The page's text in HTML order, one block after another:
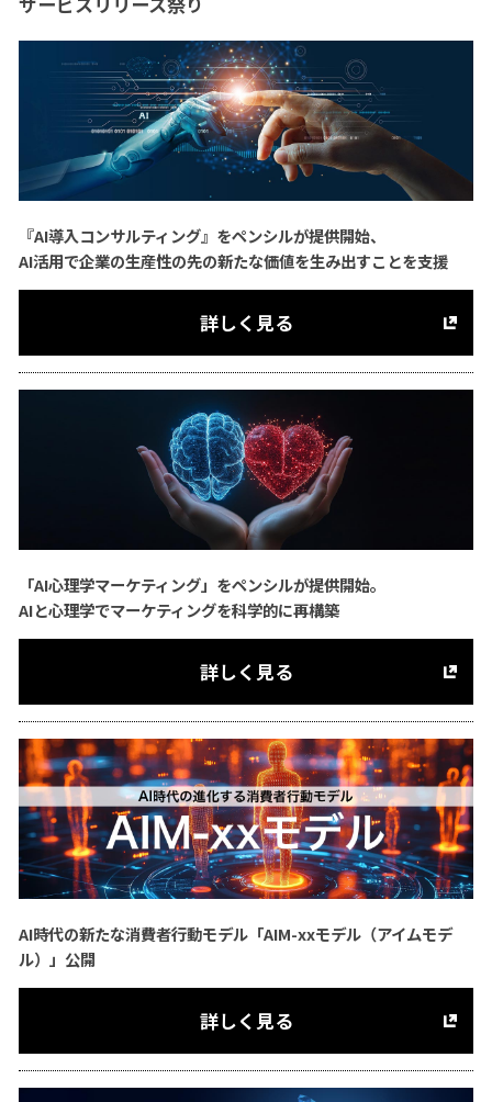
『AI導入コンサルティング』をペンシルが提供開始、
AI活用で企業の生産性の先の新たな価値を生み出すことを支援
詳しく見る
「AI心理学マーケティング」をペンシルが提供開始。
AIと心理学でマーケティングを科学的に再構築
詳しく見る
AI時代の新たな消費者行動モデル「AIM-xxモデル（アイムモデ
ル）」公開
詳しく見る